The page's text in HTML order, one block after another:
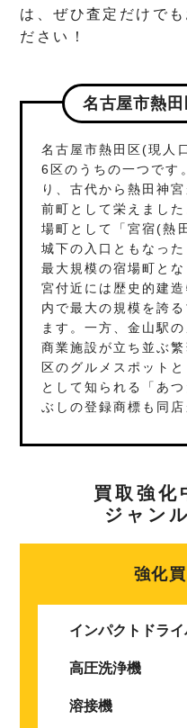
は、ぜひ査定だけで
ださい！
名古屋市熱
名古屋市熱田区(現人
6区のうちの一つです
り、古代から熱田神
前町として栄えまし
場町として「宮宿(熱
城下の入口ともなっ
最大規模の宿場町と
宮付近には歴史的建
内で最大の規模を誇
ます。一方、金山駅
商業施設が立ち並ぶ
区のグルメスポット
として知られる「あ
ぶしの登録商標も同
買取強化
ジャン
強化
インパクトドラ
高圧洗浄機
溶接機